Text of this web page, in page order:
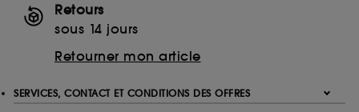
Retours
sous 14 jours
Retourner mon article
SERVICES, CONTACT ET CONDITIONS DES OFFRES